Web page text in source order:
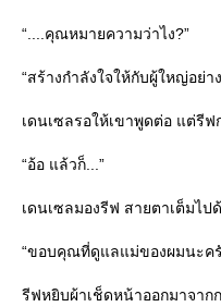
“....คุณหมายความว่าไง?”
“สร้างกำลังใจให้กับผู้ใหญ่อย่า
เดนเซลรอให้เขาพูดต่อ แต่รี
“อ้อ แล้วก็...”
เดนเซลมองรีฟ สายตาเต็มไป
“ขอบคุณที่ดูแลแม่ของผมนะค
รีฟหยิบผ้าเช็ดหน้าออกมาจาก